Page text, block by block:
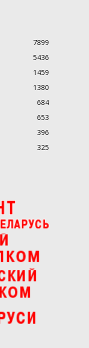
7899
5436
1459
1380
684
653
396
325